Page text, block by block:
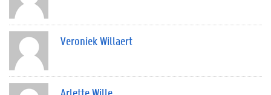
Veroniek Willaert